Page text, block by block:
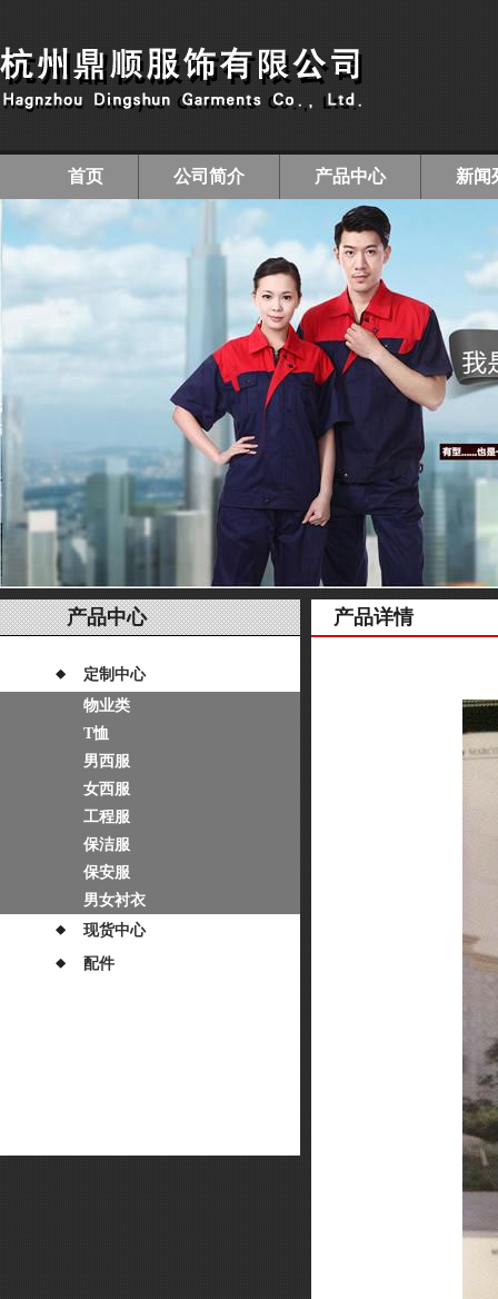
首页 公司简介 产品中心 新闻
产品中心
定制中心
物业类
T恤
男西服
女西服
工程服
保洁服
保安服
男女衬衣
现货中心
配件
产品详情